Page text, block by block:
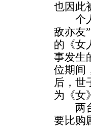
也因此
个人
敌亦友
的《女
事发生
位期间
后，世
为《女
两台
要比购